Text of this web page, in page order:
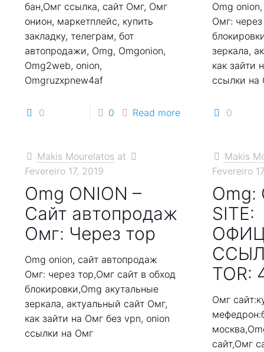
бан,Омг ссылка, сайт Омг, Омг
онион, маркетплейс, купить
закладку, телеграм, бот
автопродажи, Omg, Omgonion,
Omg2web, onion,
Omgruzxpnew4af
0 0 Read more
Omg
Омг:
зеркала,
как зайти
ссылки на
0
Makis Mourelatos at
Fevereiro 17, 2019
Omg ONION –
Сайт автопродаж
Омг: Через тор
Omg onion, сайт автопродаж
Омг: через тор,Омг сайт в обход
блокировки,Omg акутальные
зеркала, актуальный сайт Омг,
как зайти на Омг без vpn, onion
ссылки на Омг
Makis
Fevereiro
Omg:
SITE:
TOR:
Омг
сайт,Омг